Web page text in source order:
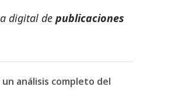
digital de publicaciones
análisis completo del